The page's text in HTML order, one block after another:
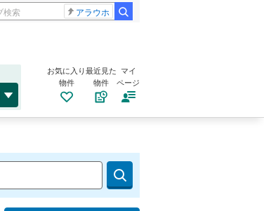
アラウホ
お気に入り
物件
最近見た
物件
マイ
ページ